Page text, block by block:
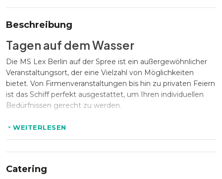
Beschreibung
Tagen auf dem Wasser
Die MS Lex Berlin auf der Spree ist ein außergewöhnlicher
Veranstaltungsort, der eine Vielzahl von Möglichkeiten
bietet. Von Firmenveranstaltungen bis hin zu privaten Feiern
ist das Schiff perfekt ausgestattet, um Ihren individuellen
Bedürfnissen gerecht zu werden.
Ihr Event auf der MS Lex
Konferenzen, Produktpräsentationen und Firmenfeiern in
WEITERLESEN
Catering